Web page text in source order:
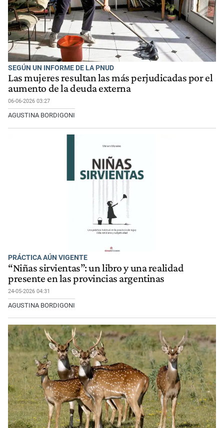
SEGÚN UN INFORME DE LA PNUD
Las mujeres resultan las más perjudicadas por el
aumento de la deuda externa
06-06-2026 03:27
AGUSTINA BORDIGONI
PRÁCTICA AÚN VIGENTE
“Niñas sirvientas”: un libro y una realidad
presente en las provincias argentinas
24-05-2026 04:31
AGUSTINA BORDIGONI